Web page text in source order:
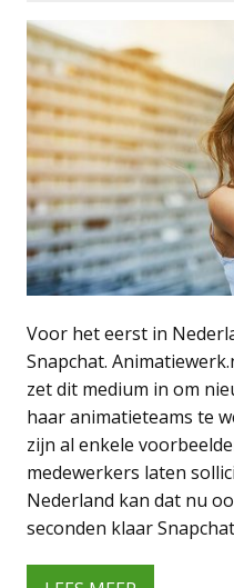
Voor het eerst in
Snapchat.
zet dit medium in om
haar animatieteams te
zijn al enkele
medewerkers laten
Nederland kan dat nu
seconden klaar